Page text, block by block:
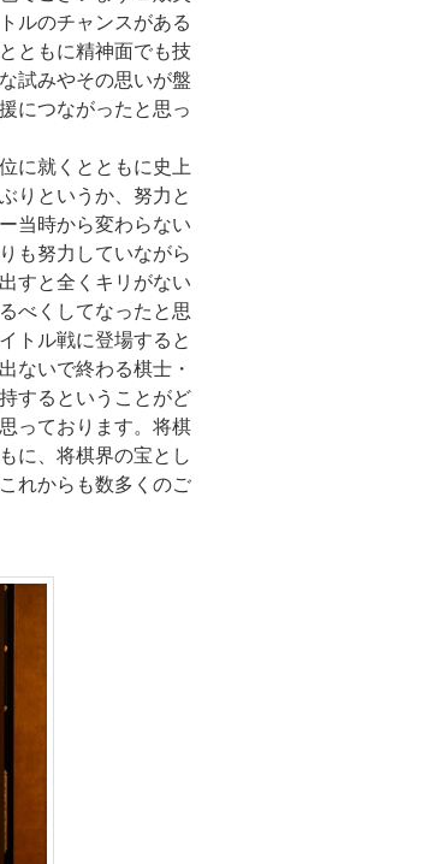
ルのチャンスがある
ともに精神面でも技
試みやその思いが盤
につながったと思っ
に就くとともに史上
りというか、努力と
当時から変わらない
も努力していながら
すと全くキリがない
べくしてなったと思
トル戦に登場すると
ないで終わる棋士・
するということがど
っております。将棋
に、将棋界の宝とし
れからも数多くのご